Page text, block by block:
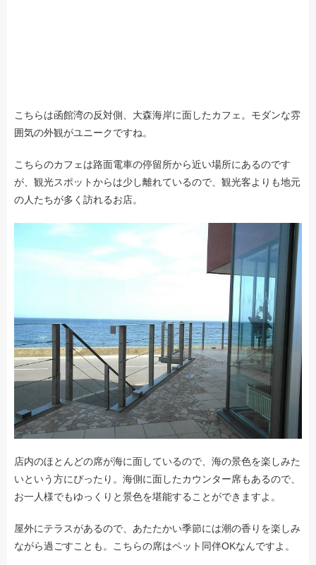
こちらは函館湾の反対側、大森海岸に面したカフェ。モダンな雰
囲気の外観がユニークですね。
こちらのカフェは路面電車の停留所から近い場所にあるのです
が、観光スポットからは少し離れているので、観光客よりも地元
の人たちが多く訪れるお店。
店内のほとんどの席が海に面しているので、海の景色を楽しみた
いという方にぴったり。海側に面したカウンター席もあるので、
お一人様でもゆっくりと景色を堪能することができますよ。
屋外にテラスがあるので、あたたかい季節には潮の香りを楽しみ
ながら過ごすことも。こちらの席はペット同伴OKなんですよ。